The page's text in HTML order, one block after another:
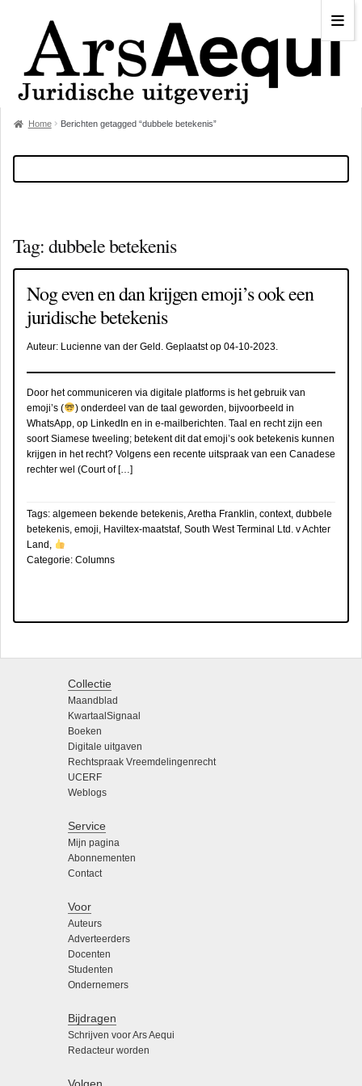
Home Berichten getagged “dubbele betekenis”
Tag:dubbele betekenis
Nog even en dan krijgen emoji’s ook een
juridische betekenis
Auteur: Lucienne van der Geld . Geplaatst op 04-10-2023.
Door het communiceren via digitale platforms is het gebruik van
emoji’s (
) onderdeel van de taal geworden, bijvoorbeeld in
WhatsApp, op LinkedIn en in e-mailberichten. Taal en recht zijn een
soort Siamese tweeling; betekent dit dat emoji’s ook betekenis kunnen
krijgen in het recht? Volgens een recente uitspraak van een Canadese
rechter wel (Court of […]
Tags: algemeen bekende betekenis,Aretha Franklin, context, dubbele
betekenis, emoji, Haviltex-maatstaf, South West Terminal Ltd. v Achter
Land ,
Categorie: Columns
Collectie
Maandblad
KwartaalSignaal
Boeken
Digitale uitgaven
Rechtspraak Vreemdelingenrecht
UCERF
Weblogs
Service
Mijn pagina
Abonnementen
Contact
Voor
Auteurs
Adverteerders
Docenten
Studenten
Ondernemers
Bijdragen
Schrijven voor Ars Aequi
Redacteur worden